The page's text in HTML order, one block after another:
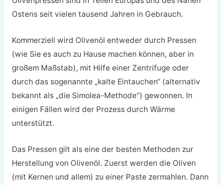
Ostens seit vielen tausend Jahren in Gebrauch.
Kommerziell wird Olivenöl entweder durch Pressen
(wie Sie es auch zu Hause machen können, aber in
großem Maßstab), mit Hilfe einer Zentrifuge oder
durch das sogenannte „kalte Eintauchen“ (alternativ
bekannt als „die Simolea-Methode“) gewonnen. In
einigen Fällen wird der Prozess durch Wärme
unterstützt.
Das Pressen gilt als eine der besten Methoden zur
Herstellung von Olivenöl. Zuerst werden die Oliven
(mit Kernen und allem) zu einer Paste zermahlen. Dann